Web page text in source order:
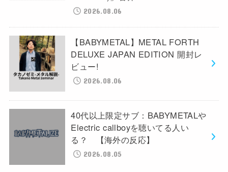
2026.08.06
【BABYMETAL】METAL FORTH
DELUXE JAPAN EDITION 開封レ
ビュー!
2026.08.06
40代以上限定サブ：BABYMETALや
Electric callboyを聴いてる人い
る？ 【海外の反応】
2026.08.05